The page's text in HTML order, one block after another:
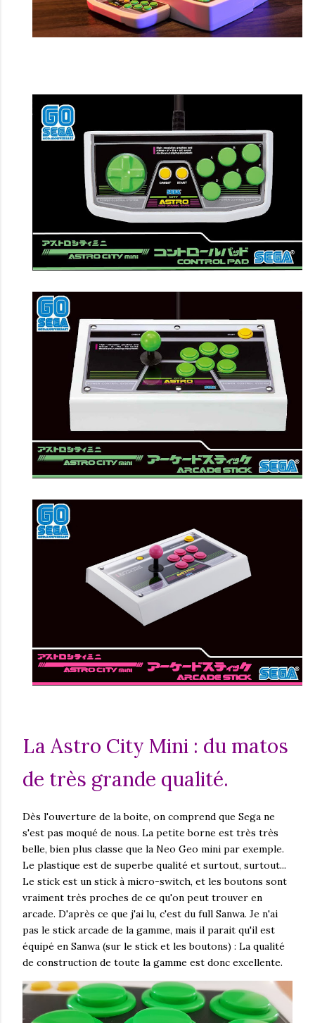
La Astro City Mini : du matos
de très grande qualité.
Dès l'ouverture de la boite, on comprend que Sega ne
s'est pas moqué de nous. La petite borne est très très
belle, bien plus classe que la Neo Geo mini par exemple.
Le plastique est de superbe qualité et surtout, surtout...
Le stick est un stick à micro-switch, et les boutons sont
vraiment très proches de ce qu'on peut trouver en
arcade. D'après ce que j'ai lu, c'est du full Sanwa. Je n'ai
pas le stick arcade de la gamme, mais il parait qu'il est
équipé en Sanwa (sur le stick et les boutons) : La qualité
de construction de toute la gamme est donc excellente.